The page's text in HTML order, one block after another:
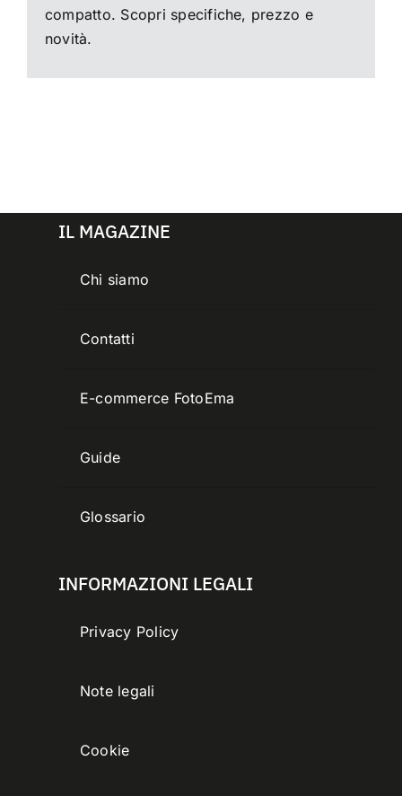
compatto. Scopri specifiche, prezzo e
novità.
IL MAGAZINE
Chi siamo
Contatti
E-commerce FotoEma
Guide
Glossario
INFORMAZIONI LEGALI
Privacy Policy
Note legali
Cookie